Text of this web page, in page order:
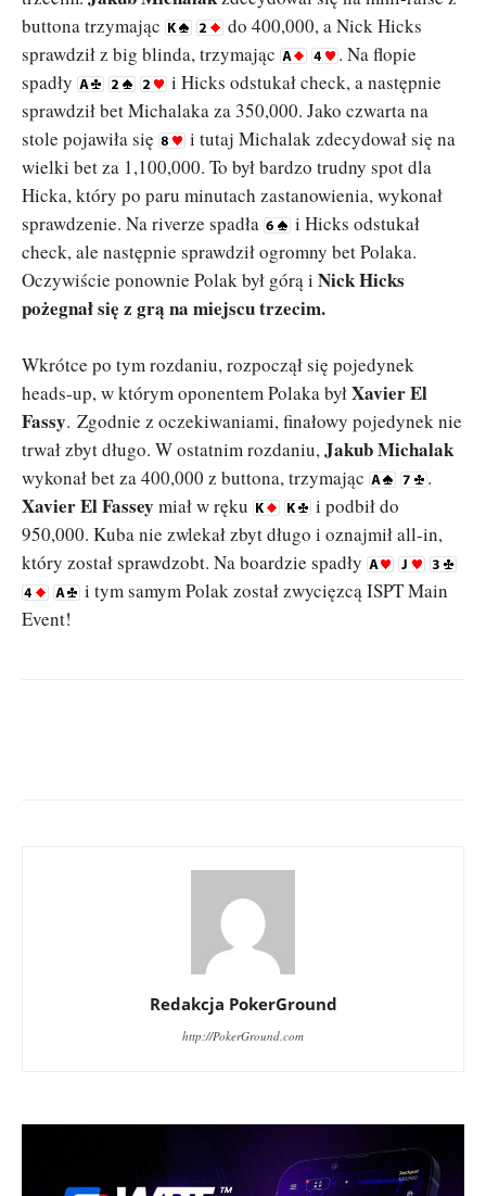
buttona trzymając
do 400,000, a Nick Hicks
sprawdził z big blinda, trzymając
. Na flopie
spadły
i Hicks odstukał check, a następnie
sprawdził bet Michalaka za 350,000. Jako czwarta na
stole pojawiła się
i tutaj Michalak zdecydował się na
wielki bet za 1,100,000. To był bardzo trudny spot dla
Hicka, który po paru minutach zastanowienia, wykonał
sprawdzenie. Na riverze spadła
i Hicks odstukał
check, ale następnie sprawdził ogromny bet Polaka.
Oczywiście ponownie Polak był górą i Nick Hicks
pożegnał się z grą na miejscu trzecim.
Wkrótce po tym rozdaniu, rozpoczął się pojedynek
heads-up, w którym oponentem Polaka byłXavier El
Fassy. Zgodnie z oczekiwaniami, finałowy pojedynek nie
trwał zbyt długo. W ostatnim rozdaniu,Jakub Michalak
wykonał bet za 400,000 z buttona, trzymając .
Xavier El Fassey miał w ręku
i podbił do
950,000. Kuba nie zwlekał zbyt długo i oznajmił all-in,
który został sprawdzobt. Na boardzie spadły
i tym samym Polak został zwycięzcą ISPT Main
Event!
Redakcja PokerGround
http://PokerGround.com